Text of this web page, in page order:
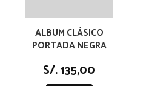
ALBUM CLÁSICO
PORTADA NEGRA
S/. 135,00